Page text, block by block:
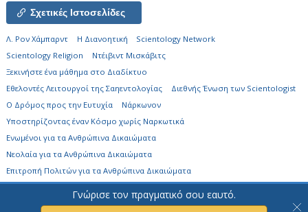
Γνώρισε τον πραγματικό σου εαυτό.
Σχετικές Ιστοσελίδες
Λ. Ρον Χάμπαρντ Η Διανοητική
Scientology Network
Scientology Religion
Ντέιβιντ Μισκάβιτς
Ξεκινήστε ένα μάθημα στο Διαδίκτυο
Εθελοντές Λειτουργοί της Σαηεντολογίας
Διεθνής Ένωση των Scientologist
Ο Δρόμος προς την Ευτυχία
Νάρκωνον
Υποστηρίζοντας έναν Κόσμο χωρίς Ναρκωτικά
Ενωµένοι για τα Ανθρώπινα Δικαιώµατα
Νεολαία για τα Ανθρώπινα Δικαιώματα
Επιτροπή Πολιτών για τα Ανθρώπινα Δικαιώματα
Church of Scientology Flag Ship Service Organization.Όλα τα
Δικαιώματα Κατοχυρωμένα.Σημείωση Απορρήτου•Πολιτική για τα Cookies